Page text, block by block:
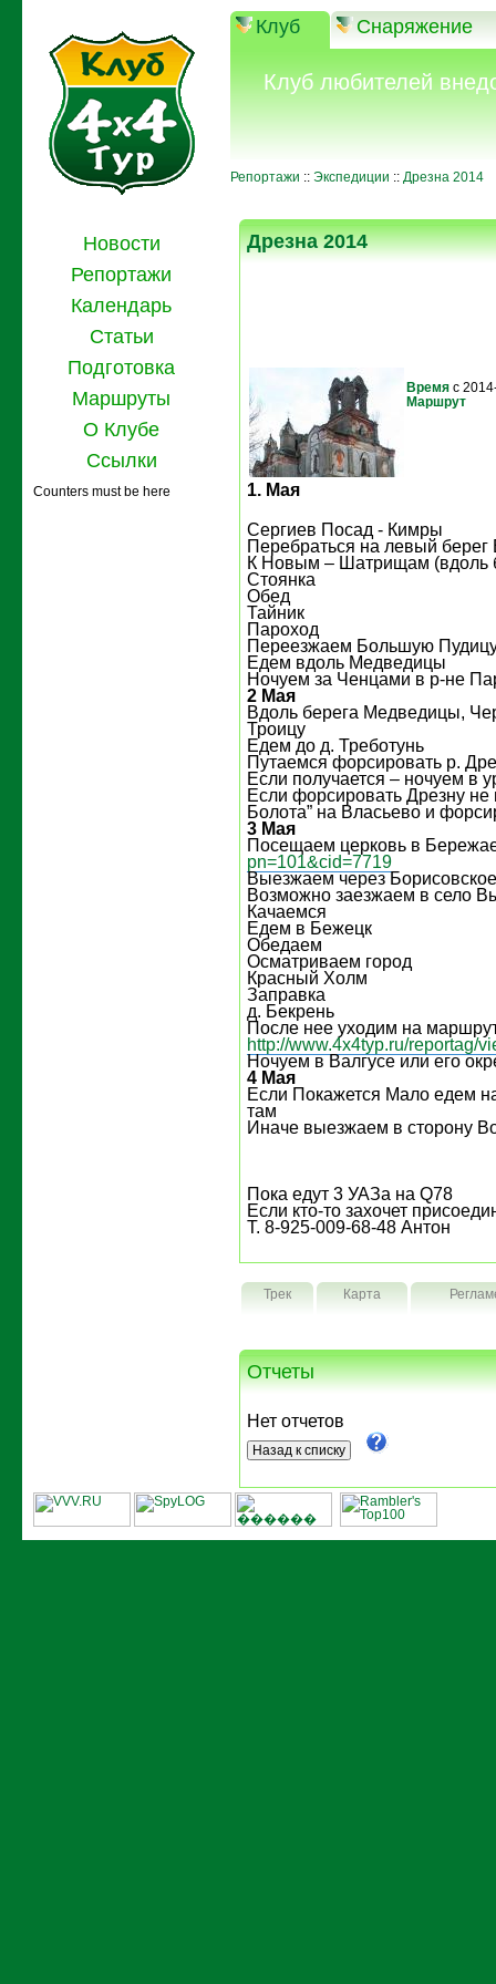
Клуб Снаряжение
Клуб любителей
Репортажи :: Экспедиции :: Дрезна 2014
Новости
Репортажи
Календарь
Статьи
Подготовка
Маршруты
О Клубе
Ссылки
Counters must be here
Дрезна 2014
Время с
Маршрут
1. Мая
Сергиев Посад - Кимры
Перебраться на левый берег
К Новым – Шатрищам (вдоль
Стоянка
Обед
Тайник
Пароход
Переезжаем Большую
Едем вдоль Медведицы
Ночуем за Ченцами в р-не
2 Мая
Вдоль берега Медведицы,
Троицу
Едем до д. Треботунь
Путаемся форсировать р.
Если получается – ночуем в
Если форсировать Дрезну не
Болота” на Власьево и
3 Мая
Посещаем церковь в
pn=101&cid=7719
Выезжаем через Борисовское
Возможно заезжаем в село
Качаемся
Едем в Бежецк
Обедаем
Осматриваем город
Красный Холм
Заправка
д. Бекрень
После нее уходим на
http://www.4x4typ.ru/reportag/
Ночуем в Валгусе или его
4 Мая
Если Покажется Мало едем
там
Иначе выезжаем в сторону
Пока едут 3 УАЗа на Q78
Если кто-то захочет
Т. 8-925-009-68-48 Антон
Трек Карта
Отчеты
Нет отчетов